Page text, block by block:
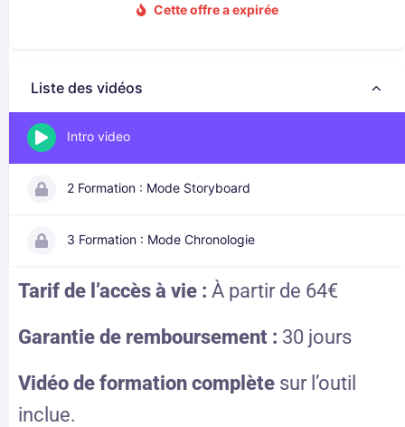
Cette offre a expirée
Liste des vidéos
Intro video
2 Formation : Mode Storyboard
3 Formation : Mode Chronologie
Tarif de l’accès à vie : À partir de 64€
Garantie de remboursement : 30 jours
Vidéo de formation complète sur l’outil
inclue.